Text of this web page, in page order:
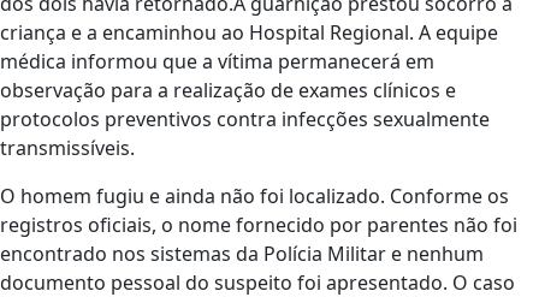
criança e a encaminhou ao Hospital Regional. A equipe
médica informou que a vítima permanecerá em
observação para a realização de exames clínicos e
protocolos preventivos contra infecções sexualmente
transmissíveis.
O homem fugiu e ainda não foi localizado. Conforme os
registros oficiais, o nome fornecido por parentes não foi
encontrado nos sistemas da Polícia Militar e nenhum
documento pessoal do suspeito foi apresentado. O caso